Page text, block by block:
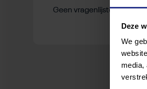
Deze
We
media,
Geen vragenlijsten